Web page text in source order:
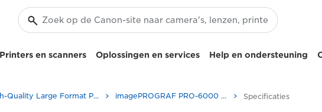
Printers en scanners Oplossingen en services Help en ondersteuning
High-Quality Large Format Printers for CAD/GIS and Stunning Graphics imagePROGRAF PRO-6000 - Zakelijke printers en faxapparaten Specificaties